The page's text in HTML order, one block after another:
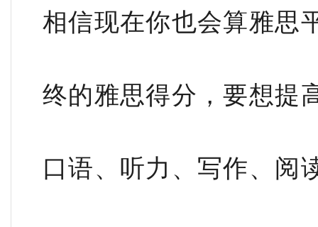
相信现在你也会算雅思
终的雅思得分，要想提
口语、听力、写作、阅